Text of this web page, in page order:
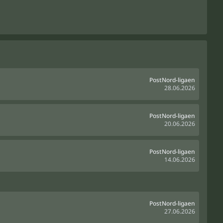
PostNord-ligaen
28.06.2026
PostNord-ligaen
20.06.2026
PostNord-ligaen
14.06.2026
PostNord-ligaen
27.06.2026